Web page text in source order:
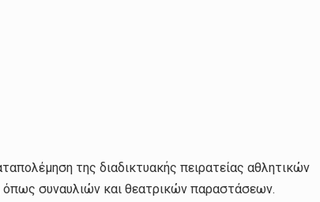
της διαδικτυακής πειρατείας αθλητικών
συναυλιών και θεατρικών παραστάσεων.